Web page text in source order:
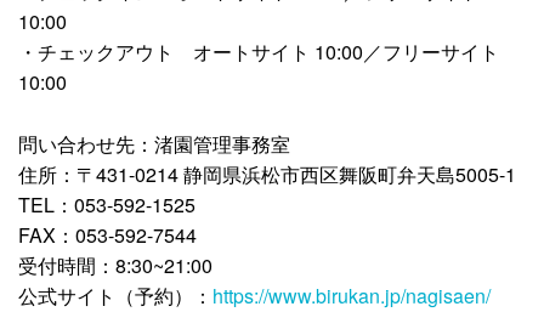
10:00
・チェックアウト オートサイト 10:00／フリーサイト
10:00
問い合わせ先：渚園管理事務室
住所：〒431-0214 静岡県浜松市西区舞阪町弁天島5005-1
TEL：053-592-1525
FAX：053-592-7544
受付時間：8:30~21:00
公式サイト（予約）： https://www.birukan.jp/nagisaen/